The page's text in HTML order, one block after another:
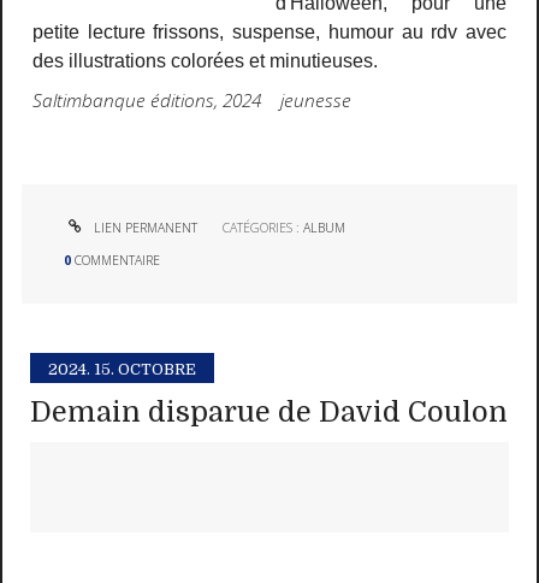
petite lecture frissons, suspense, humour au rdv avec
des illustrations colorées et minutieuses.
Saltimbanque éditions, 2024 jeunesse
LIEN PERMANENT CATÉGORIES :ALBUM
0 COMMENTAIRE
2024. 15. OCTOBRE
Demain disparue de David Coulon